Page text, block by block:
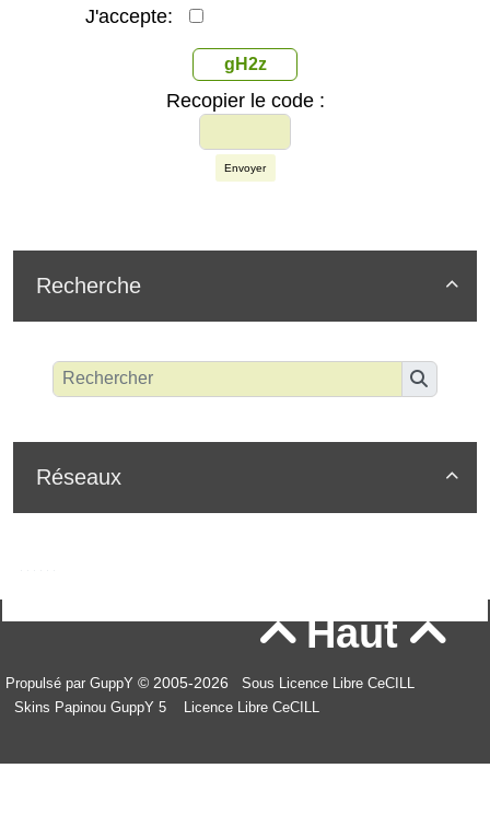
J'accepte:
gH2z
Recopier le code :
Envoyer

Recherche

Réseaux
Haut
Propulsé par GuppY © 2005-2026
Sous Licence Libre CeCILL
Skins Papinou GuppY 5
Licence Libre CeCILL